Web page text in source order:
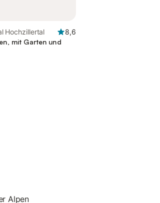
Hochzillertal
8,6
mit Garten und
Alpen